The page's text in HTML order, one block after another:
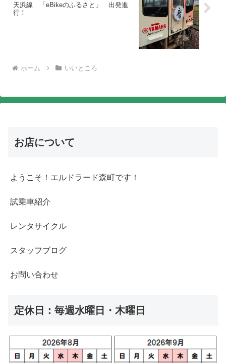
天浜線 「eBikeのふるさと」 出発進
行！
ホーム いいところ
お店について
ようこそ！エルドラード森町です！
試乗車紹介
レンタサイクル
スタッフブログ
お問い合わせ
定休日：毎週水曜日・木曜日